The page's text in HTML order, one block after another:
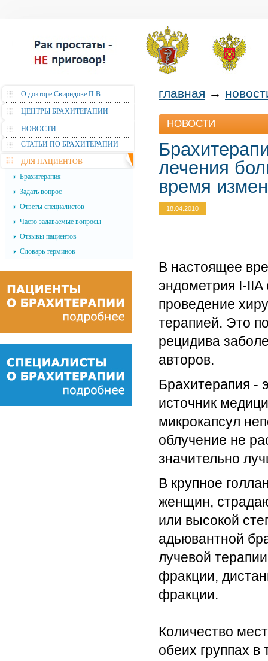
главная →
НОВОСТИ
лечения
время
18.04.2010
В настоящее
эндометрия I-IIA
проведение
терапией. Это
рецидива
авторов.
Брахитерапия -
источник
микрокапсул
облучение не
значительно
В крупное
женщин,
или высокой
адьювантной
лучевой
фракции,
фракции.
Количество
обеих группах
О докторе Свиридове П.В
ЦЕНТРЫ БРАХИТЕРАПИИ
НОВОСТИ
СТАТЬИ ПО БРАХИТЕРАПИИ
ДЛЯ ПАЦИЕНТОВ
Брахитерапия
Задать вопрос
Ответы специалистов
Часто задаваемые вопросы
Отзывы пациентов
Словарь терминов